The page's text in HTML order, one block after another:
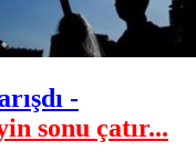
-
sonu çatır...